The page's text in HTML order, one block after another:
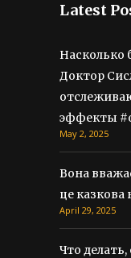
Latest
Насколько
Доктор
эффекты
May 2, 2025
Вона
це казкова
April 29, 2025
Что делать,